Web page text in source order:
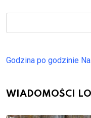
Godzina po godzinie
WIADOMOŚCI